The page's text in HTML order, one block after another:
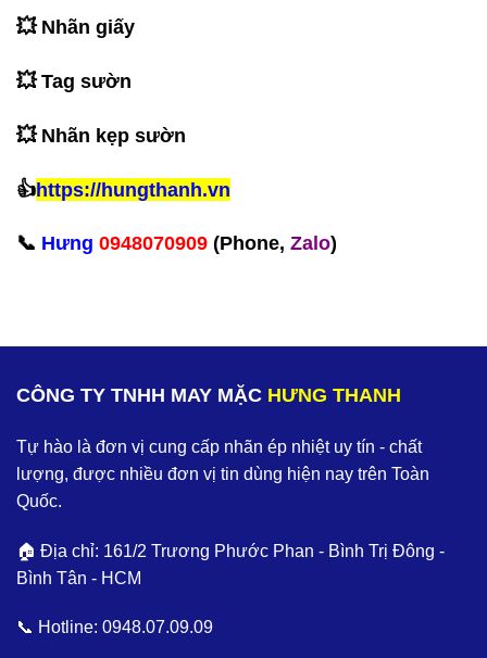
💥 Nhãn giấy
💥 Tag sườn
💥 Nhãn kẹp sườn
👍https://hungthanh.vn
📞 Hưng 0948070909 (Phone, Zalo)‪
CÔNG TY TNHH MAY MẶC HƯNG THANH
Tự hào là đơn vị cung cấp nhãn ép nhiệt uy tín - chất
lượng, được nhiều đơn vị tin dùng hiện nay trên Toàn
Quốc.
🏠 Địa chỉ: 161/2 Trương Phước Phan - Bình Trị Đông -
Bình Tân - HCM
📞 Hotline: 0948.07.09.09